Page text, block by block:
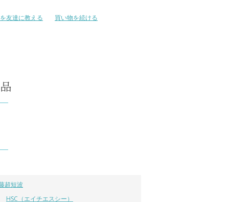
友達に教える
買い物を続ける
超短波
HSC（エイチエスシー）